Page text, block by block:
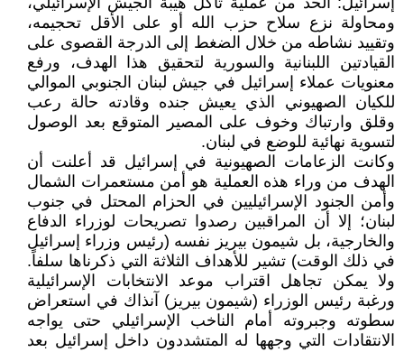
ومحاولة نزع سلاح حزب الله أو على الأقل تحجيمه،
وتقييد نشاطه من خلال الضغط إلى الدرجة القصوى على
القيادتين اللبنانية والسورية لتحقيق هذا الهدف، ورفع
معنويات عملاء إسرائيل في جيش لبنان الجنوبي الموالي
للكيان الصهيوني الذي يعيش جنده وقادته حالة رعب
وقلق وارتباك وخوف على المصير المتوقع بعد الوصول
لتسوية نهائية للوضع في لبنان.
وكانت الزعامات الصهيونية في إسرائيل قد أعلنت أن
الهدف من وراء هذه العملية هو أمن مستعمرات الشمال
وأمن الجنود الإسرائيليين في الحزام المحتل في جنوب
لبنان؛ إلا أن المراقبين رصدوا تصريحات لوزراء الدفاع
والخارجية، بل شيمون بيريز نفسه (رئيس وزراء إسرائيل
في ذلك الوقت) تشير للأهداف الثلاثة التي ذكرناها سلفاً.
ولا يمكن تجاهل اقتراب موعد الانتخابات الإسرائيلية
ورغبة رئيس الوزراء (شيمون بيريز) آنذاك في استعراض
سطوته وجبروته أمام الناخب الإسرائيلي حتى يواجه
الانتقادات التي وجهها له المتشددون داخل إسرائيل بعد